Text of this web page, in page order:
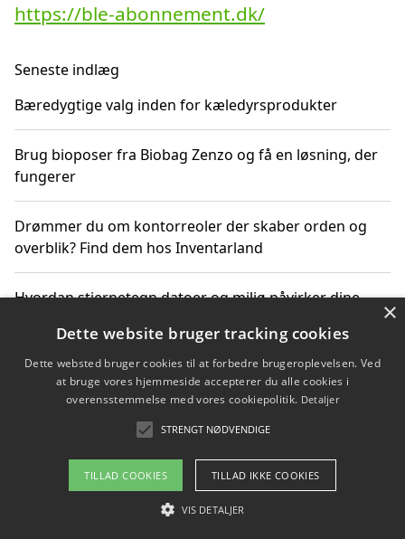
https://ble-abonnement.dk/
Seneste indlæg
Bæredygtige valg inden for kæledyrsprodukter
Brug bioposer fra Biobag Zenzo og få en løsning, der
fungerer
Drømmer du om kontorreoler der skaber orden og
overblik? Find dem hos Inventarland
Hvordan stjernetegn datoer og miljø påvirker dine
Bæredygtige gadgets til en grønnere hverdag
Om / kontakt
Blog Betingelser
×
Dette website bruger tracking cookies
Dette websted bruger cookies til at forbedre brugeroplevelsen. Ved
at bruge vores hjemmeside accepterer du alle cookies i
overensstemmelse med vores cookiepolitik. Detaljer
STRENGT NØDVENDIGE
TILLAD COOKIES TILLAD IKKE COOKIES
VIS DETALJER